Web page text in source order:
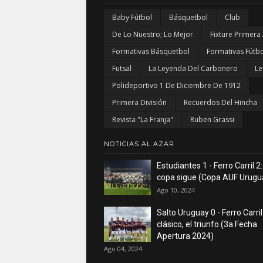
Baby Fútbol Básquetbol
Club
De Lo Nuestro; Lo Mejor
Fixture Primera
Formativas Básquetbol
Formativas
Futsal
La Leyenda Del Carbonero
Polideportivo 1 De Diciembre De 1912
Primera División
Recuerdos Del Hincha
Revista "La Franja"
Ruben Grassi
NOTICIAS AL AZAR
Estudiantes 1 - Ferro Carril
copa sigue (Copa AUF
Ago 10, 2024
Salto Uruguay 0 - Ferro Carril
clásico, el triunfo (3a Fecha
Apertura 2024)
Ago 04, 2024